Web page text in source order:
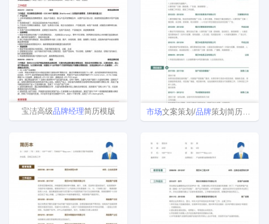
宝洁高级品牌经理简历模版 市场文案策划/品牌策划简历模板